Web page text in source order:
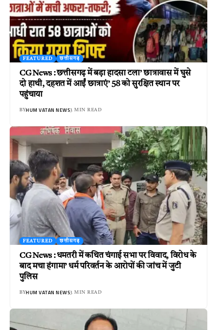
FEATURED छत्तीसगढ़
CG News : छत्तीसगढ़ में बड़ा हादसा टला’ छात्रावास में घुसे
दो हाथी, दहशत में आईं छात्राएं’ 58 को सुरक्षित स्थान पर
पहुंचाया
BYHUM VATAN NEWS3 MIN READ
FEATURED छत्तीसगढ़
CG News : धमतरी में कथित चंगाई सभा पर विवाद, विरोध के
बाद मचा हंगामा’ धर्म परिवर्तन के आरोपों की जांच में जुटी
पुलिस
BYHUM VATAN NEWS3 MIN READ